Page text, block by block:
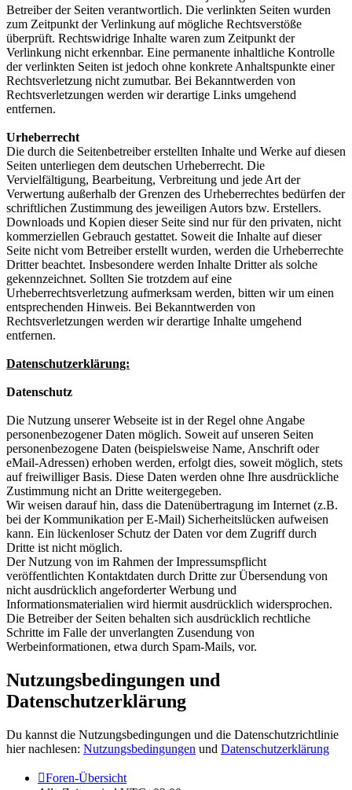
Betreiber der Seiten verantwortlich. Die verlinkten Seiten wurden
zum Zeitpunkt der Verlinkung auf mögliche Rechtsverstöße
überprüft. Rechtswidrige Inhalte waren zum Zeitpunkt der
Verlinkung nicht erkennbar. Eine permanente inhaltliche Kontrolle
der verlinkten Seiten ist jedoch ohne konkrete Anhaltspunkte einer
Rechtsverletzung nicht zumutbar. Bei Bekanntwerden von
Rechtsverletzungen werden wir derartige Links umgehend
entfernen.
Urheberrecht
Die durch die Seitenbetreiber erstellten Inhalte und Werke auf diesen
Seiten unterliegen dem deutschen Urheberrecht. Die
Vervielfältigung, Bearbeitung, Verbreitung und jede Art der
Verwertung außerhalb der Grenzen des Urheberrechtes bedürfen der
schriftlichen Zustimmung des jeweiligen Autors bzw. Erstellers.
Downloads und Kopien dieser Seite sind nur für den privaten, nicht
kommerziellen Gebrauch gestattet. Soweit die Inhalte auf dieser
Seite nicht vom Betreiber erstellt wurden, werden die Urheberrechte
Dritter beachtet. Insbesondere werden Inhalte Dritter als solche
gekennzeichnet. Sollten Sie trotzdem auf eine
Urheberrechtsverletzung aufmerksam werden, bitten wir um einen
entsprechenden Hinweis. Bei Bekanntwerden von
Rechtsverletzungen werden wir derartige Inhalte umgehend
entfernen.
Datenschutzerklärung:
Datenschutz
Die Nutzung unserer Webseite ist in der Regel ohne Angabe
personenbezogener Daten möglich. Soweit auf unseren Seiten
personenbezogene Daten (beispielsweise Name, Anschrift oder
eMail-Adressen) erhoben werden, erfolgt dies, soweit möglich, stets
auf freiwilliger Basis. Diese Daten werden ohne Ihre ausdrückliche
Zustimmung nicht an Dritte weitergegeben.
Wir weisen darauf hin, dass die Datenübertragung im Internet (z.B.
bei der Kommunikation per E-Mail) Sicherheitslücken aufweisen
kann. Ein lückenloser Schutz der Daten vor dem Zugriff durch
Dritte ist nicht möglich.
Der Nutzung von im Rahmen der Impressumspflicht
veröffentlichten Kontaktdaten durch Dritte zur Übersendung von
nicht ausdrücklich angeforderter Werbung und
Informationsmaterialien wird hiermit ausdrücklich widersprochen.
Die Betreiber der Seiten behalten sich ausdrücklich rechtliche
Schritte im Falle der unverlangten Zusendung von
Werbeinformationen, etwa durch Spam-Mails, vor.
Nutzungsbedingungen und
Datenschutzerklärung
Du kannst die Nutzungsbedingungen und die Datenschutzrichtlinie
hier nachlesen: Nutzungsbedingungen und Datenschutzerklärung
Foren-Übersicht